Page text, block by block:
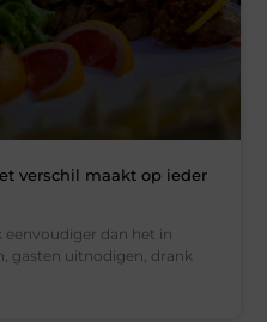
verschil maakt op ieder
eenvoudiger dan het in
gasten uitnodigen, drank